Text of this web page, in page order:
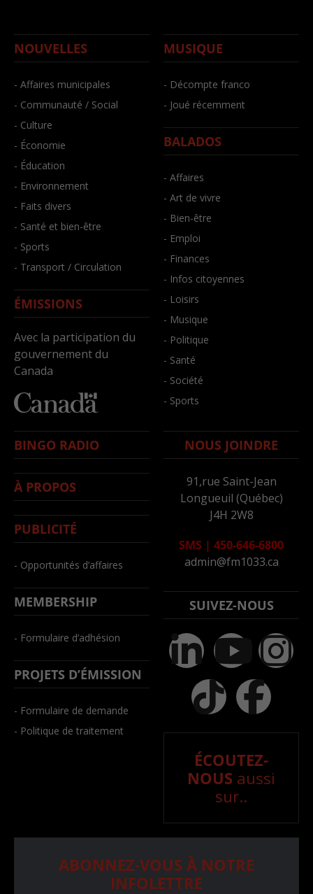
NOUVELLES
- Affaires municipales
- Communauté / Social
- Culture
- Économie
- Éducation
- Environnement
- Faits divers
- Santé et bien-être
- Sports
- Transport / Circulation
ÉMISSIONS
Avec la participation du
gouvernement du
Canada
MUSIQUE
- Décompte franco
- Joué récemment
BALADOS
- Affaires
- Art de vivre
- Bien-être
- Emploi
- Finances
- Infos citoyennes
- Loisirs
- Musique
- Politique
- Santé
- Société
- Sports
BINGO RADIO
À PROPOS
PUBLICITÉ
- Opportunités d’affaires
MEMBERSHIP
- Formulaire d’adhésion
PROJETS D’ÉMISSION
- Formulaire de demande
- Politique de traitement
NOUS JOINDRE
91,rue Saint-Jean
Longueuil (Québec)
J4H 2W8
SMS | 450-646-6800
admin@fm1033.ca
SUIVEZ-NOUS
ÉCOUTEZ-
NOUS aussi
sur..
ABONNEZ-VOUS À NOTRE
INFOLETTRE